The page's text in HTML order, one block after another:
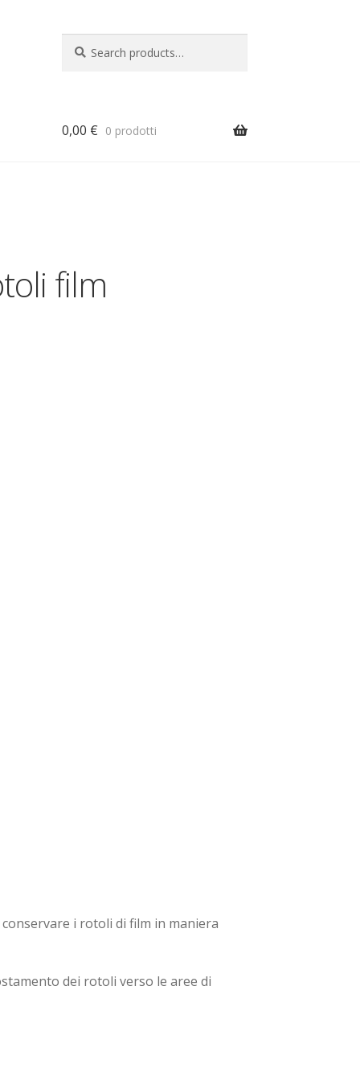
for:
0,00 € 0 prodotti
film
i rotoli di film in maniera
dei rotoli verso le aree di